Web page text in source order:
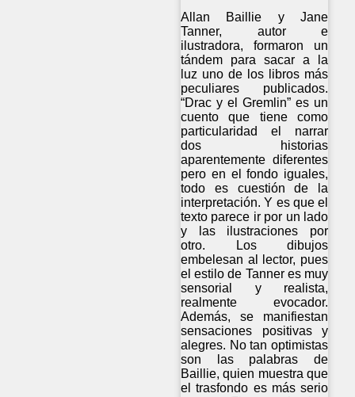
Allan Baillie y Jane
Tanner, autor e
ilustradora, formaron un
tándem para sacar a la
luz uno de los libros más
peculiares publicados.
“Drac y el Gremlin” es un
cuento que tiene como
particularidad el narrar
dos historias
aparentemente diferentes
pero en el fondo iguales,
todo es cuestión de la
interpretación. Y es que el
texto parece ir por un lado
y las ilustraciones por
otro. Los dibujos
embelesan al lector, pues
el estilo de Tanner es muy
sensorial y realista,
realmente evocador.
Además, se manifiestan
sensaciones positivas y
alegres. No tan optimistas
son las palabras de
Baillie, quien muestra que
el trasfondo es más serio